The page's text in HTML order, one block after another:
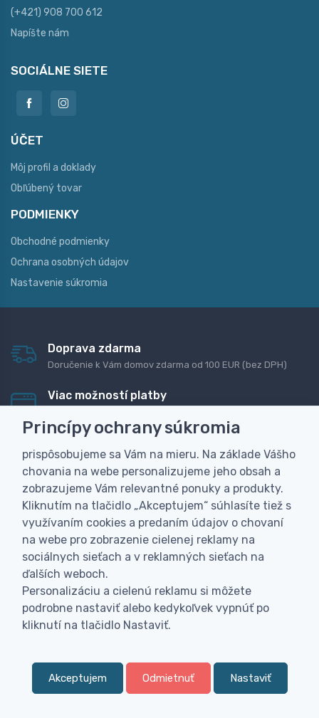
(+421) 908 700 612
Napíšte nám
SOCIÁLNE SIETE
ÚČET
Môj profil a doklady
Obľúbený tovar
PODMIENKY
Obchodné podmienky
Ochrana osobných údajov
Nastavenie súkromia
Doprava zdarma
Doručenie k Vám domov zdarma od 100 EUR (bez DPH)
Viac možností platby
dobierku
Personalizácia
Vyrobíme Vám vlastný originálny darček
Skúsenosť
Široký sortiment, z ktorého Vám pomôžeme vybrať
0
Princípy ochrany súkromia
prispôsobujeme sa Vám na mieru. Na základe Vášho
chovania na webe personalizujeme jeho obsah a
zobrazujeme Vám relevantné ponuky a produkty.
Kliknutím na tlačidlo „Akceptujem“ súhlasíte tiež s
využívaním cookies a predaním údajov o chovaní
na webe pro zobrazenie cielenej reklamy na
sociálnych sieťach a v reklamných sieťach na
ďalších weboch.
Personalizáciu a cielenú reklamu si môžete
podrobne nastaviť alebo kedykoľvek vypnúť po
kliknutí na tlačidlo Nastaviť.
Akceptujem Odmietnuť Nastaviť